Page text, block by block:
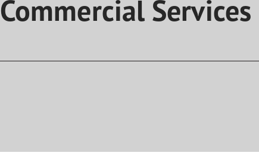
Commercial Services